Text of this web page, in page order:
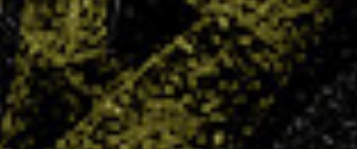
UNSS : carton plein pour Chepfer
3 JUIN 2025
Objectif annoncé, objectif atteint ! Cette année,